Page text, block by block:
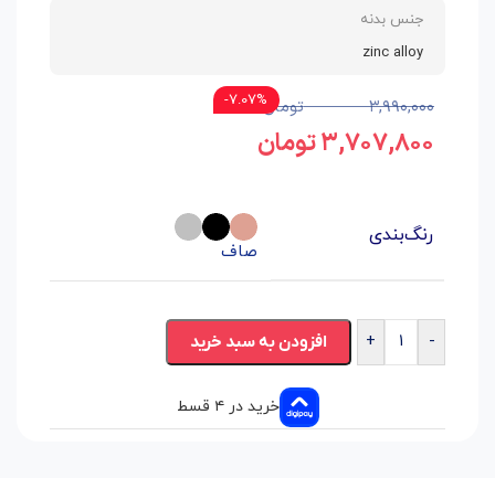
جنس بدنه
zinc alloy
۳,۹۹۰,۰۰۰ تومان
۳,۷۰۷,۸۰۰تومان
7.07%-
رنگ‌بندی
صاف
-
+ افزودن به سبد خرید
خرید در ۴ قسط